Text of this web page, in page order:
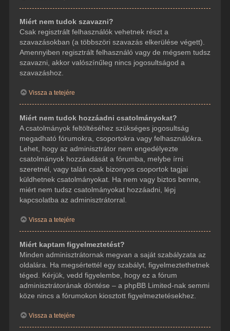
Miért nem tudok szavazni?
Csak regisztrált felhasználók vehetnek részt a
szavazásokban (a többszöri szavazás elkerülése végett).
Amennyiben regisztrált felhasználó vagy de mégsem tudsz
szavazni, akkor valószínűleg nincs jogosultságod a
szavazáshoz.
Vissza a tetejére
Miért nem tudok hozzáadni csatolmányokat?
A csatolmányok feltöltéséhez szükséges jogosultság
megadható fórumokra, csoportokra vagy felhasználókra.
Lehet, hogy az adminisztrátor nem engedélyezte
csatolmányok hozzáadását a fórumba, melybe írni
szeretnél, vagy talán csak bizonyos csoportok tagjai
küldhetnek csatolmányokat. Ha nem vagy biztos benne,
miért nem tudsz csatolmányokat hozzáadni, lépj
kapcsolatba az adminisztrátorral.
Vissza a tetejére
Miért kaptam figyelmeztetést?
Minden adminisztrátornak megvan a saját szabályzata az
oldalára. Ha megsértettél egy szabályt, figyelmeztethetnek
téged. Kérjük, vedd figyelembe, hogy ez a fórum
adminisztrátorának döntése – a phpBB Limited-nak semmi
köze nincs a fórumokon kiosztott figyelmeztetésekhez.
Vissza a tetejére